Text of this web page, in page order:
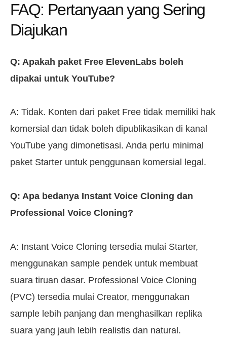
FAQ: Pertanyaan yang Sering
Diajukan
Q: Apakah paket Free ElevenLabs boleh
dipakai untuk YouTube?
A: Tidak. Konten dari paket Free tidak memiliki hak
komersial dan tidak boleh dipublikasikan di kanal
YouTube yang dimonetisasi. Anda perlu minimal
paket Starter untuk penggunaan komersial legal.
Q: Apa bedanya Instant Voice Cloning dan
Professional Voice Cloning?
A: Instant Voice Cloning tersedia mulai Starter,
menggunakan sample pendek untuk membuat
suara tiruan dasar. Professional Voice Cloning
(PVC) tersedia mulai Creator, menggunakan
sample lebih panjang dan menghasilkan replika
suara yang jauh lebih realistis dan natural.